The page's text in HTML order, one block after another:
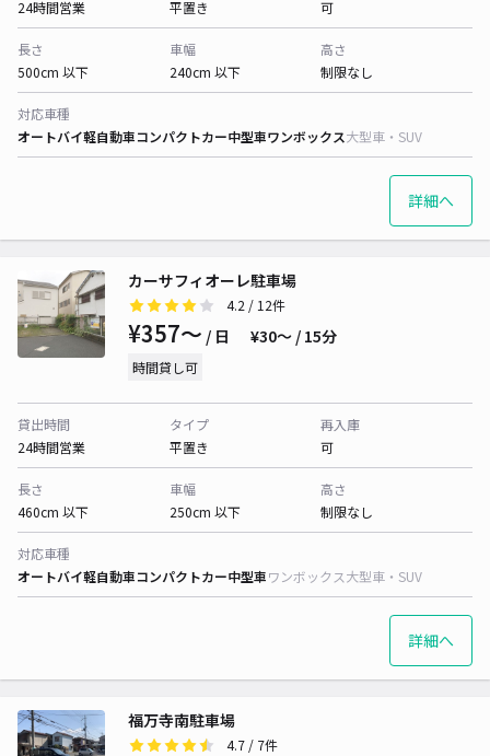
24時間営業
平置き
可
長さ
500cm 以下
車幅
240cm 以下
高さ
制限なし
対応車種
オートバイ軽自動車コンパクトカー中型車ワンボックス大型車・SUV
詳細へ
カーサフィオーレ駐車場
4.2 / 12件
¥357〜 / 日 ¥30〜 / 15分
時間貸し可
貸出時間
24時間営業
タイプ
平置き
再入庫
可
長さ
460cm 以下
車幅
250cm 以下
高さ
制限なし
対応車種
オートバイ軽自動車コンパクトカー中型車ワンボックス大型車・SUV
詳細へ
福万寺南駐車場
4.7 / 7件